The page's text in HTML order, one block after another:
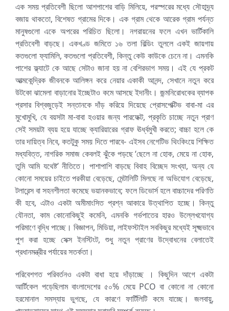
এক সময় প্রতিবেশী ছিলো আশপাশের বাড়ি মিলিয়ে, পরস্পরের মধ্যে সৌহাদ্র্য
বজায় থাকতো, বিশেষত গ্রামের দিকে। এক গ্রাম থেকে আরেক গ্রাম পর্যন্ত
মানুষগুলো একে অপরের পরিচিত ছিলো। নগরায়নের ফলে এখন ভার্টিকালি
প্রতিবেশী বাড়ছে। একখণ্ড জমিতে ১৬ তলা বিল্ডিং তুললে একই জায়গায়
কতগুলো ফ্যামিলি, কতগুলো প্রতিবেশী, কিন্তু কেউ কাউকে চেনে না। এমনকি
পাশের ফ্ল্যাটে কে আছে সেটাও জানা হয় না বেশিরভাগ সময়। এই যে প্রকট
আত্মকেন্দ্রিক জীবনকে আলিঙ্গন করে নেয়ার একাকী আনন্দ, সেখানে নতুন করে
উটকো ঝামেলা বাড়ানোর ইচ্ছেটাও কমে আসছে ইদানীং। জন্মনিরোধকের ব্যাপক
প্রসার বিশ্বজুড়েই সন্তানকে দাঁড় করিয়ে দিয়েছে প্রোসপেক্টিভ বাবা-মা এর
মুখোমুখি, যে বয়সটা মা-বাবা হওয়ার জন্য পারফেক্ট, প্রকৃতি চাচ্ছে নতুন প্রাণ
সেই সময়টা ব্যয় হয়ে যাচ্ছে ক্যারিয়ারের গ্রাফ ঊর্ধ্বমুখী করতে; বাচ্চা হলে কে
তার দায়িত্ব নিবে, কতটুকু সময় দিতে পারবে- এইসব নেগেটিভ থিংকিংয়ে শিক্ষিত
মধ্যবিত্ত, নাগরিক সমাজ কেবলই ঝুঁকে পড়ছে ‘ছেলে না হোক, মেয়ে না হোক,
তুমি আমি যথেষ্ট’ নীতিতে। পাশাপাশি বাড়ছে বিবাহ বিচ্ছেদ সংখ্যা, অন্য যে
কোনো সময়ের চাইতে পরকীয়া বেড়েছে, মেন্টালিটি মিলছে না অভিযোগ বেড়েছে,
টলারেন্স বা সহনশীলতা কমেছে ভয়ানকভাবে; ফলে ডিভোর্স হলে বাচ্চাদের পরিণতি
কী হবে, এটাও একটা অমীমাংসিত প্রশ্ন আকারে উত্থাপিত হচ্ছে। কিন্তু
যৌনতা, কাম কোনোকিছুই কমেনি, এমনকি গর্ভপাতের হারও উল্লেখযোগ্য
পরিমাণে বৃদ্ধি পাচ্ছে। বিজ্ঞাপন, মিডিয়া, লাইফস্টাইল সবকিছুর মধ্যেই সূক্ষ্মভাবে
পুশ করা হচ্ছে সেক্স ইনস্টিংট, শুধু নতুন প্রাণের উদ্বোধনের বেলাতেই
প্রধানমন্ত্রীর পর্যায়ের সতর্কতা।
পরিবেশগত পরিবর্তনও একটা বাধা হয়ে দাঁড়াচ্ছে । কিছুদিন আগে একটা
আর্টিকেল পড়েছিলাম বাংলাদেশের ৫০% মেয়ে PCO বা কোনো না কোনো
হরমোনাল সমস্যায় ভুগছে, যে কারণে ফার্টিলিটি কমে যাচ্ছে। জলবায়ু,